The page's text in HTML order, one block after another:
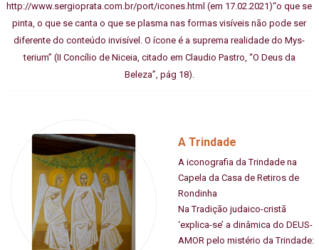
http://www.sergioprata.com.br/port/icones.html (em 17.02.2021)“o que se
pinta, o que se canta o que se plasma nas formas visíveis não pode ser
diferente do conteúdo invisível. O ícone é a suprema realidade do Mys-
terium” (II Concílio de Niceia, citado em Claudio Pastro, “O Deus da
Beleza”, pág 18).
A Trindade
A iconografia da Trindade na
Capela da Casa de Retiros de
Rondinha
Na Tradição judaico-cristã
‘explica-se’ a dinâmica do DEUS-
AMOR pelo mistério da Trindade: